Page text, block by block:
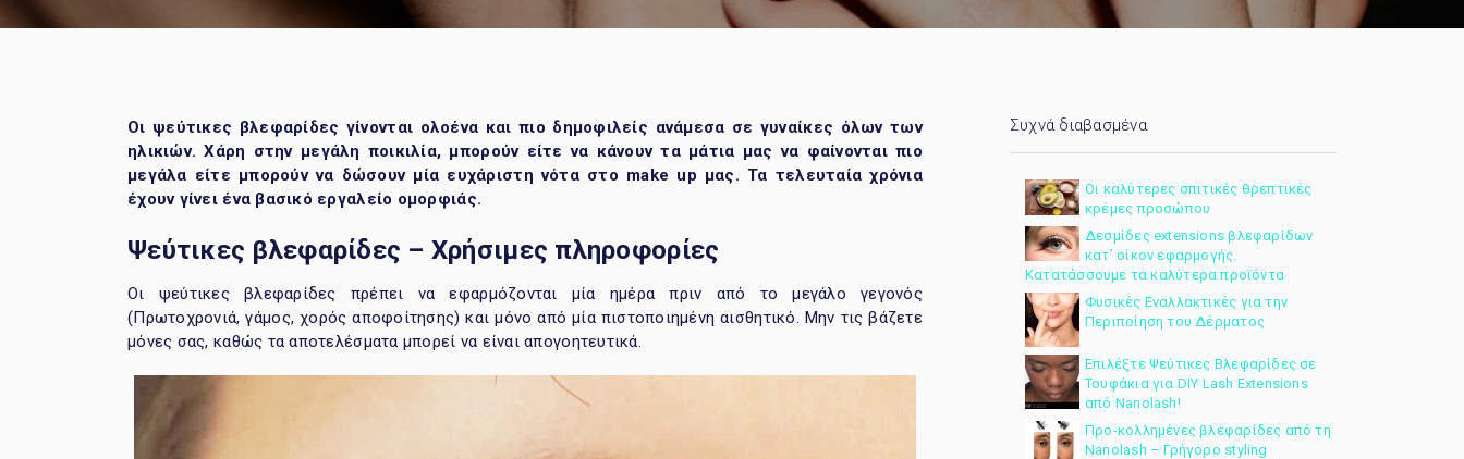
Οι ψεύτικες βλεφαρίδες γίνονται ολοένα και πιο δημοφιλείς ανάμεσα σε γυναίκες όλων των
ηλικιών. Χάρη στην μεγάλη ποικιλία, μπορούν είτε να κάνουν τα μάτια μας να φαίνονται πιο
μεγάλα είτε μπορούν να δώσουν μία ευχάριστη νότα στο make up μας. Τα τελευταία χρόνια
έχουν γίνει ένα βασικό εργαλείο ομορφιάς.
Ψεύτικες βλεφαρίδες – Χρήσιμες πληροφορίες
Οι ψεύτικες βλεφαρίδες πρέπει να εφαρμόζονται μία ημέρα πριν από το μεγάλο γεγονός
(Πρωτοχρονιά, γάμος, χορός αποφοίτησης) και μόνο από μία πιστοποιημένη αισθητικό. Μην τις βάζετε
μόνες σας, καθώς τα αποτελέσματα μπορεί να είναι απογοητευτικά.
Συχνά διαβασμένα
Οι καλύτερες σπιτικές θρεπτικές
κρέμες προσώπου
Δεσμίδες extensions βλεφαρίδων
κατ’ οίκον εφαρμογής.
Κατατάσσουμε τα καλύτερα προϊόντα
Φυσικές Εναλλακτικές για την
Περιποίηση του Δέρματος
Επιλέξτε Ψεύτικες Βλεφαρίδες σε
Τουφάκια για DIY Lash Extensions
από Nanolash!
Προ-κολλημένες βλεφαρίδες από τη
Nanolash – Γρήγορο styling